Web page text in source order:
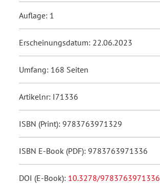
Auflage: 1
Erscheinungsdatum: 22.06.2023
Umfang: 168 Seiten
Artikelnr: I71336
ISBN (Print): 9783763971329
ISBN E-Book (PDF): 9783763971336
DOI (E-Book): 10.3278/9783763971336